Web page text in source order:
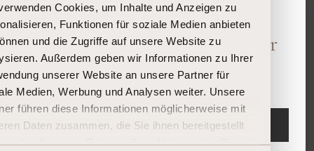
Cookies, um Inhalte und Anzeigen zu
Funktionen für soziale Medien anbieten
und die Zugriffe auf unsere Website zu
Außerdem geben wir Informationen zu Ihrer
unserer Website an unsere Partner für
Medien, Werbung und Analysen weiter. Unsere
führen diese Informationen möglicherweise mit
Daten zusammen, die Sie ihnen bereitgestellt
Bitte bestätigen Sie Ihr Alter
Sind Sie 18 Jahre oder älter?
EINTRETEN
High Fill
Verschlußart
Korkverschluss
Kennzeichnung
Enthält Sulfite
Farbe
Weiß